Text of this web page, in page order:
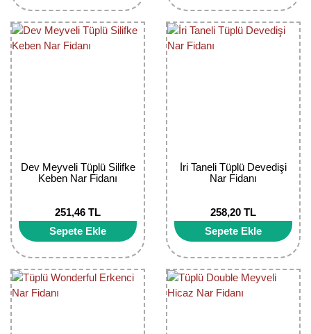
Dev Meyveli Tüplü Silifke
Keben Nar Fidanı
251,46 TL
Sepete Ekle
İri Taneli Tüplü Devedişi
Nar Fidanı
258,20 TL
Sepete Ekle
Bektaşi Üzümü Fidanı
Böğürtlen Fidanı
Erik Fidanı
Fidan Anaçları ve Aşı Kalemleri
Fındık Fidanı
Frenk Üzümü Fidanı
Nostaljik Güller
Peyzaj Gülleri
Sarmaşık(Çardak) Gül Fidanları
Ters Lale Soğanı
Yılbaşı Gülü Çiçeği